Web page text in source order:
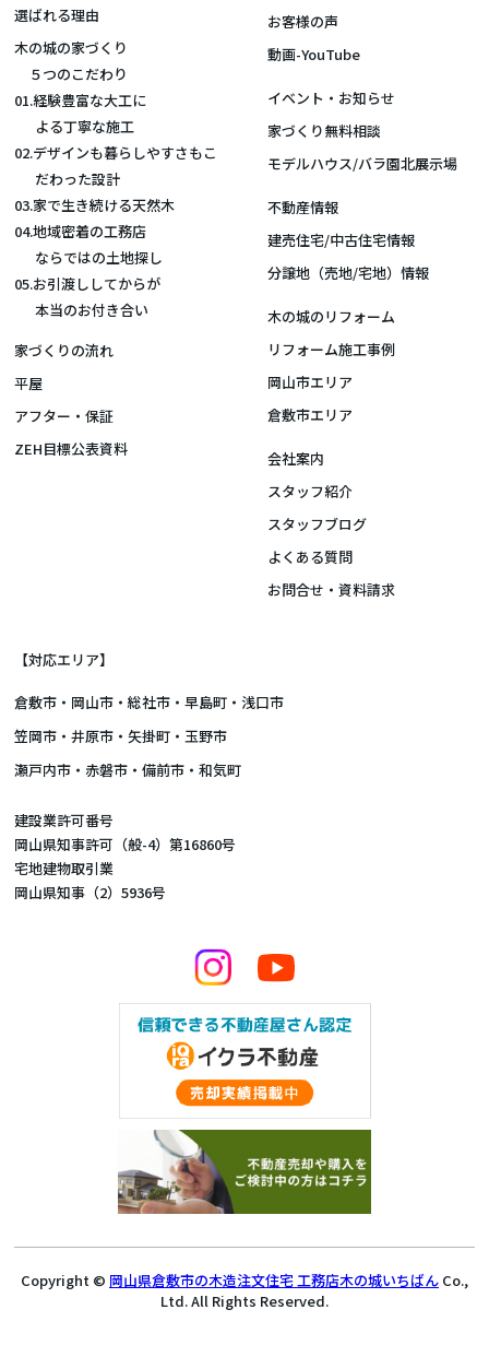
選ばれる理由
木の城の家づくり
５つのこだわり
01.経験豊富な大工に
よる丁寧な施工
02.デザインも暮らしやすさもこ
だわった設計
03.家で生き続ける天然木
04.地域密着の工務店
ならではの土地探し
05.お引渡ししてからが
本当のお付き合い
家づくりの流れ
平屋
アフター・保証
ZEH目標公表資料
お客様の声
動画-YouTube
イベント・お知らせ
家づくり無料相談
モデルハウス/バラ園北展示場
不動産情報
建売住宅/中古住宅情報
分譲地（売地/宅地）情報
木の城のリフォーム
リフォーム施工事例
岡山市エリア
倉敷市エリア
会社案内
スタッフ紹介
スタッフブログ
よくある質問
お問合せ・資料請求
【対応エリア】
倉敷市 ・ 岡山市 ・総社市・早島町・浅口市
笠岡市・井原市・矢掛町・玉野市
瀬戸内市・赤磐市・備前市・和気町
建設業許可番号
岡山県知事許可（般-4）第16860号
宅地建物取引業
岡山県知事（2）5936号
Copyright © 岡山県倉敷市の木造注文住宅 工務店木の城いちばん Co.,
Ltd. All Rights Reserved.